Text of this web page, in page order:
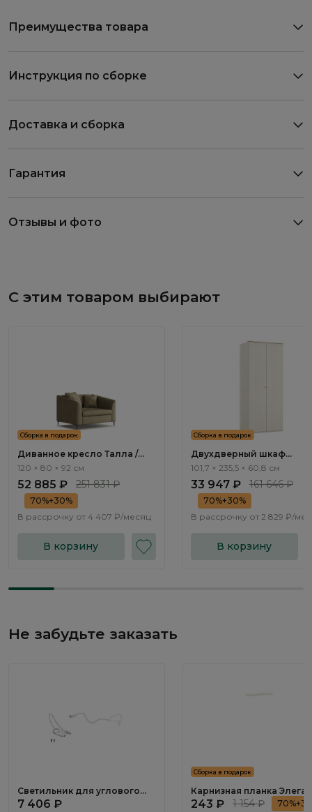
Преимущества товара
Инструкция по сборке
Доставка и сборка
Гарантия
Отзывы и фото
С этим товаром выбирают
Сборка в подарок
Диванное кресло Талла /
Talla ММ100.12
120 × 80 × 92 см
52 885 ₽ 251 831 ₽
70%+30%
В рассрочку от 4 407 ₽/месяц
В корзину
Сборка в подарок
Двухдверный шкаф
Элеганте / Elegante
101,7 × 235,5 × 60,8 см
33 947 ₽ 161 646 ₽
70%+30%
В рассрочку от 2 829 ₽/
В корзину
Не забудьте заказать
Светильник для углового
шкафа SV006
7 406 ₽
Сборка в подарок
Карнизная планка
Elegante LE4196.1
243 ₽ 1 154 ₽